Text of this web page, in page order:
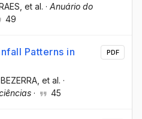
, et al. · Anuário do
49
Patterns in
BEZERRA , et al. ·
· 45
PDF